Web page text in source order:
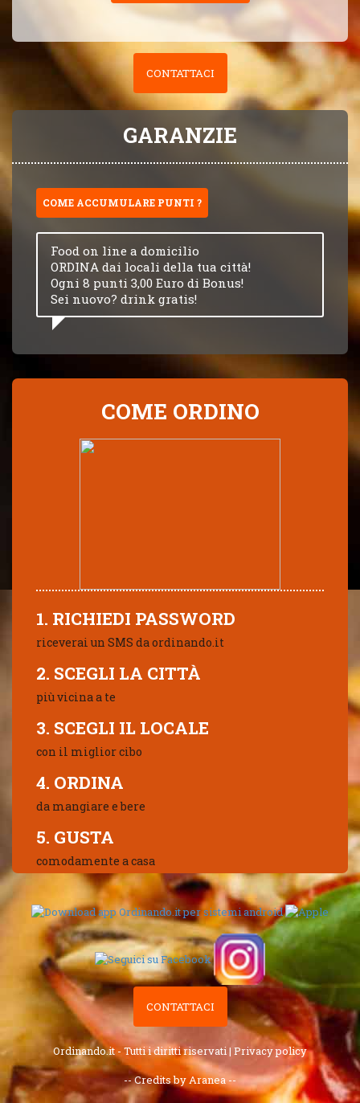
CONTATTACI
GARANZIE
COME ACCUMULARE PUNTI ?
Food on line a domicilio
ORDINA dai locali della tua città!
Ogni 8 punti 3,00 Euro di Bonus!
Sei nuovo? drink gratis!
COME ORDINO
1. RICHIEDI PASSWORD
riceverai un SMS da ordinando.it
2. SCEGLI LA CITTÀ
più vicina a te
3. SCEGLI IL LOCALE
con il miglior cibo
4. ORDINA
da mangiare e bere
5. GUSTA
comodamente a casa
CONTATTACI
Ordinando.it - Tutti i diritti riservati | Privacy policy
-- Credits by Aranea --